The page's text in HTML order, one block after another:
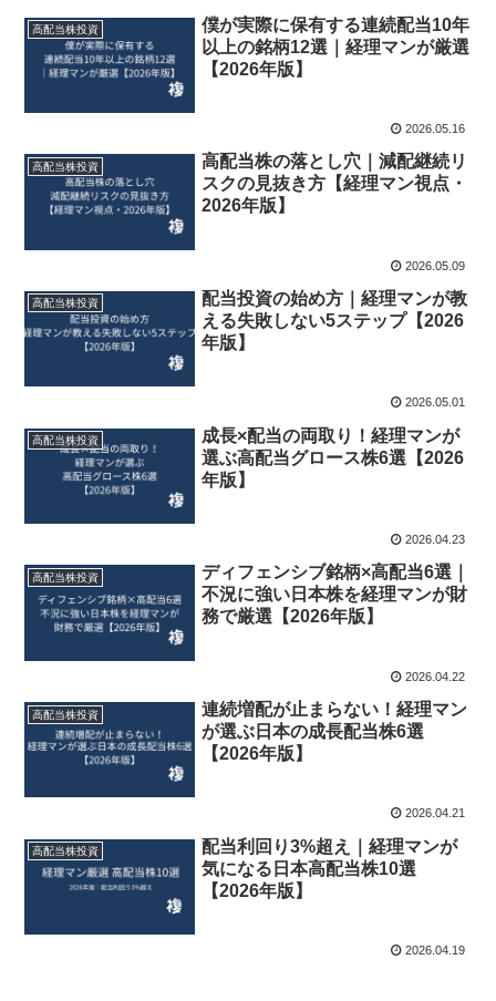
高配当株投資
僕が実際に保有する連続配当10年
以上の銘柄12選｜経理マンが厳選
【2026年版】
2026.05.16
高配当株投資
高配当株の落とし穴｜減配継続リ
スクの見抜き方【経理マン視点・
2026年版】
2026.05.09
高配当株投資
配当投資の始め方｜経理マンが教
える失敗しない5ステップ【2026
年版】
2026.05.01
高配当株投資
成長×配当の両取り！経理マンが
選ぶ高配当グロース株6選【2026
年版】
2026.04.23
高配当株投資
ディフェンシブ銘柄×高配当6選｜
不況に強い日本株を経理マンが財
務で厳選【2026年版】
2026.04.22
高配当株投資
連続増配が止まらない！経理マン
が選ぶ日本の成長配当株6選
【2026年版】
2026.04.21
高配当株投資
配当利回り3%超え｜経理マンが
気になる日本高配当株10選
【2026年版】
2026.04.19